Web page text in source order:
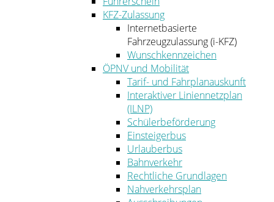
KFZ-Zulassung
Internetbasierte
Fahrzeugzulassung (i-KFZ)
Wunschkennzeichen
ÖPNV und Mobilität
Tarif- und Fahrplanauskunft
Interaktiver Liniennetzplan
(ILNP)
Schülerbeförderung
Einsteigerbus
Urlauberbus
Bahnverkehr
Rechtliche Grundlagen
Nahverkehrsplan